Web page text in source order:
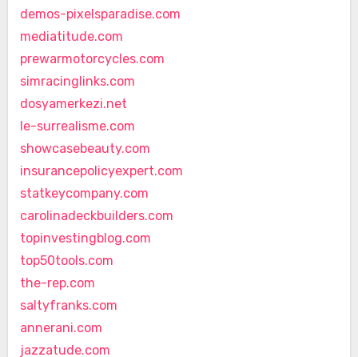
demos-pixelsparadise.com
mediatitude.com
prewarmotorcycles.com
simracinglinks.com
dosyamerkezi.net
le-surrealisme.com
showcasebeauty.com
insurancepolicyexpert.com
statkeycompany.com
carolinadeckbuilders.com
topinvestingblog.com
top50tools.com
the-rep.com
saltyfranks.com
annerani.com
jazzatude.com